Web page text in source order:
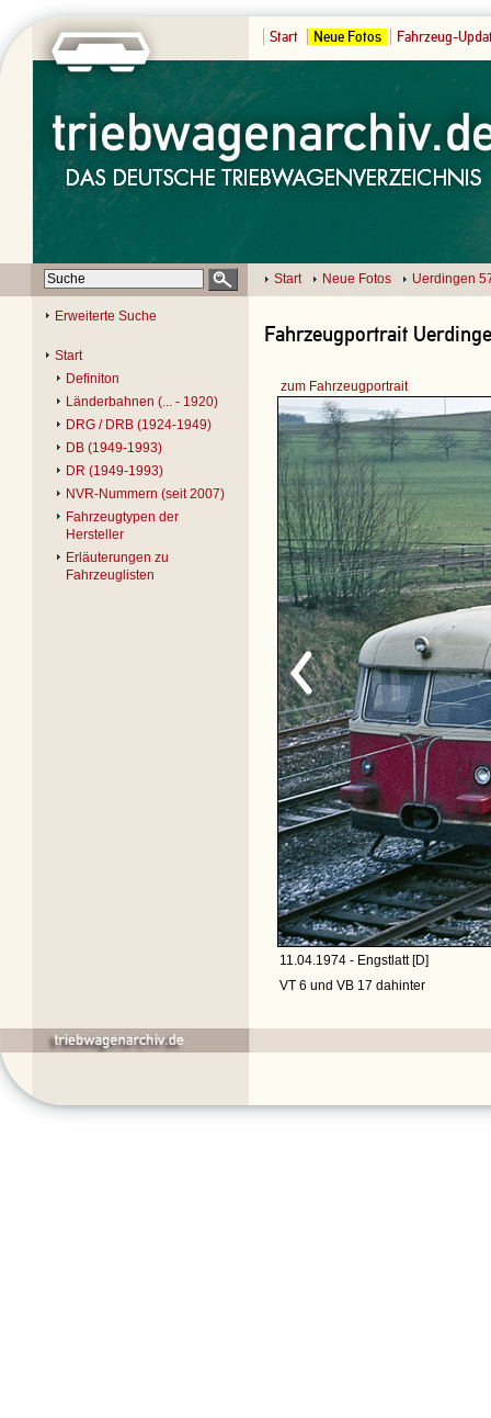
Start Neue Fotos Fahrzeug-
Start Neue Fotos Uerdingen
Erweiterte Suche
Start
Definiton
Länderbahnen (... - 1920)
DRG / DRB (1924-1949)
DB (1949-1993)
DR (1949-1993)
NVR-Nummern (seit 2007)
Fahrzeugtypen der
Hersteller
Erläuterungen zu
Fahrzeuglisten
Fahrzeugportrait
zum Fahrzeugportrait
11.04.1974 - Engstlatt [D]
VT 6 und VB 17 dahinter